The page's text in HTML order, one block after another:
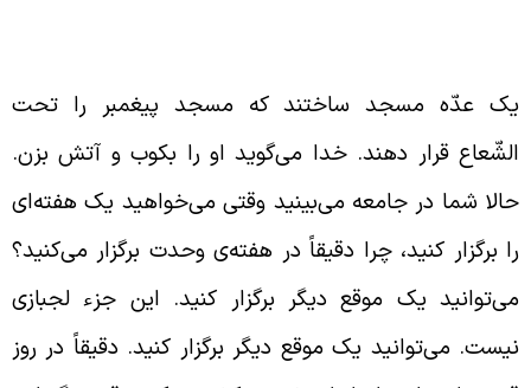
عدّه مسجد ساختند که مسجد پیغمبر را تحت
قرار دهند. خدا می‌گوید او را بکوب و آتش بزن.
شما در جامعه می‌بینید وقتی می‌خواهید یک هفته‌ای
برگزار کنید، چرا دقیقاً در هفته‌ی وحدت برگزار می‌کنید؟
یک موقع دیگر برگزار کنید. این جزء لجبازی
می‌توانید یک موقع دیگر برگزار کنید. دقیقاً در روز